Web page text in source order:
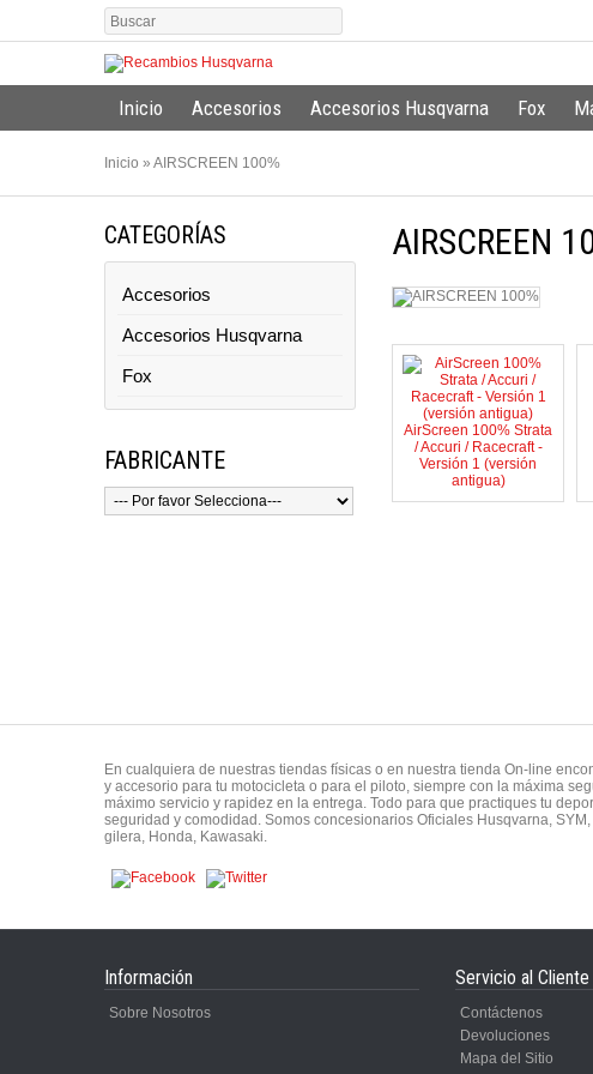
Inicio Accesorios Accesorios Husqvarna Fox
Inicio » AIRSCREEN 100%
CATEGORÍAS
Accesorios
Accesorios Husqvarna
Fox
FABRICANTE
AIRSCREEN
AirScreen 100% Strata
/ Accuri / Racecraft -
Versión 1 (versión
antigua)
En cualquiera de nuestras tiendas físicas o en nuestra tienda On-line
y accesorio para tu motocicleta o para el piloto, siempre con la máxima
máximo servicio y rapidez en la entrega. Todo para que practiques tu
seguridad y comodidad. Somos concesionarios Oficiales Husqvarna,
gilera, Honda, Kawasaki.
Información
Sobre Nosotros
Servicio al Cliente
Contáctenos
Devoluciones
Mapa del Sitio